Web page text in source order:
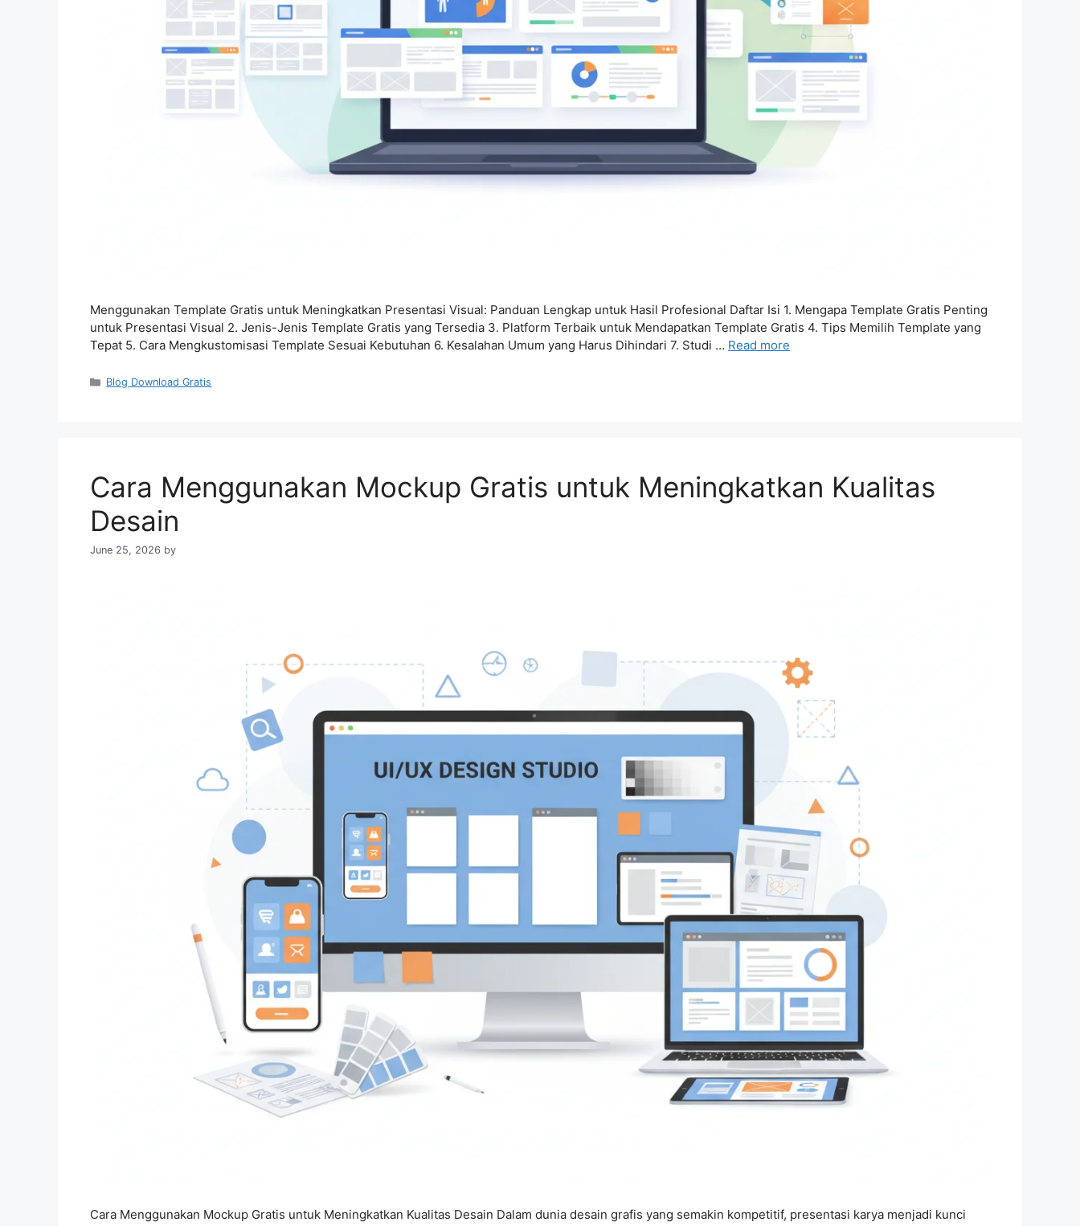
Menggunakan Template Gratis untuk Meningkatkan Presentasi Visual: Panduan Lengkap untuk Hasil Profesional Daftar Isi 1. Mengapa Template Gratis Penting
untuk Presentasi Visual 2. Jenis-Jenis Template Gratis yang Tersedia 3. Platform Terbaik untuk Mendapatkan Template Gratis 4. Tips Memilih Template yang
Tepat 5. Cara Mengkustomisasi Template Sesuai Kebutuhan 6. Kesalahan Umum yang Harus Dihindari 7. Studi … Read more
Categories
Blog Download Gratis
Cara Menggunakan Mockup Gratis untuk Meningkatkan Kualitas
Desain
June 25, 2026 by
Cara Menggunakan Mockup Gratis untuk Meningkatkan Kualitas Desain Dalam dunia desain grafis yang semakin kompetitif, presentasi karya menjadi kunci